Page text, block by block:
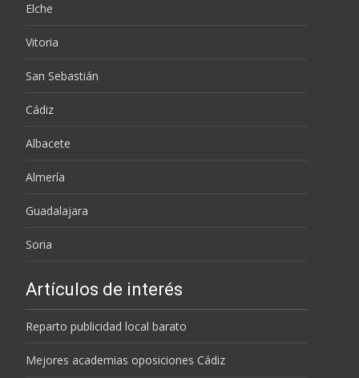
Elche
Vitoria
San Sebastián
Cádiz
Albacete
Almería
Guadalajara
Soria
Artículos de interés
Reparto publicidad local barato
Mejores academias oposiciones Cádiz